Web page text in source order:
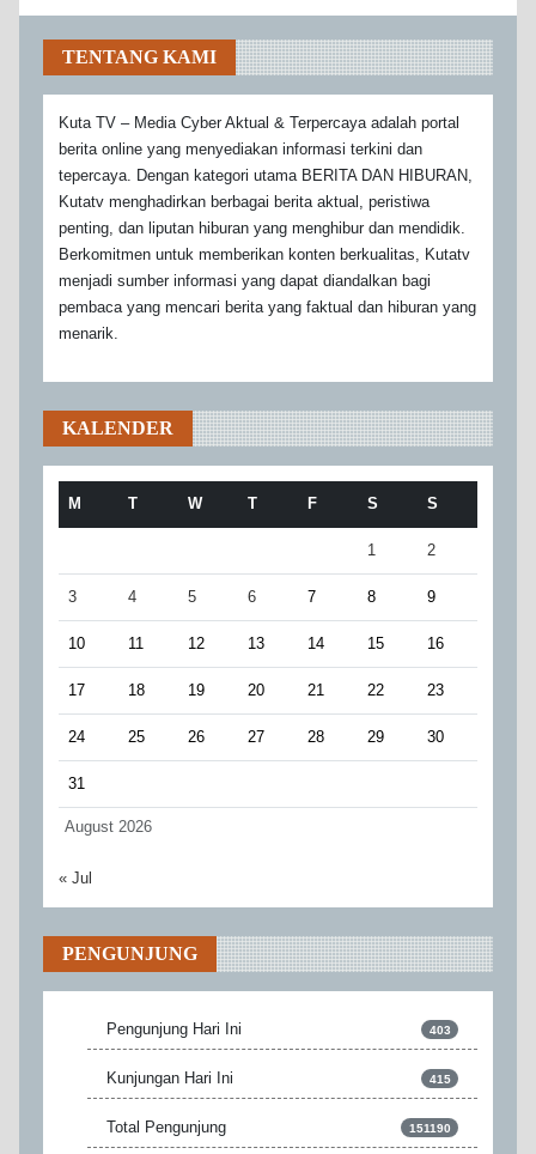
TENTANG KAMI
Kuta TV – Media Cyber Aktual & Terpercaya adalah portal
berita online yang menyediakan informasi terkini dan
tepercaya. Dengan kategori utama BERITA DAN HIBURAN,
Kutatv menghadirkan berbagai berita aktual, peristiwa
penting, dan liputan hiburan yang menghibur dan mendidik.
Berkomitmen untuk memberikan konten berkualitas, Kutatv
menjadi sumber informasi yang dapat diandalkan bagi
pembaca yang mencari berita yang faktual dan hiburan yang
menarik.
KALENDER
August 2026
M T W T F S S
1 2
3 4 5 6 7 8 9
10 11 12 13 14 15 16
17 18 19 20 21 22 23
24 25 26 27 28 29 30
31
« Jul
PENGUNJUNG
Pengunjung Hari Ini 403
Kunjungan Hari Ini 415
Total Pengunjung 151190